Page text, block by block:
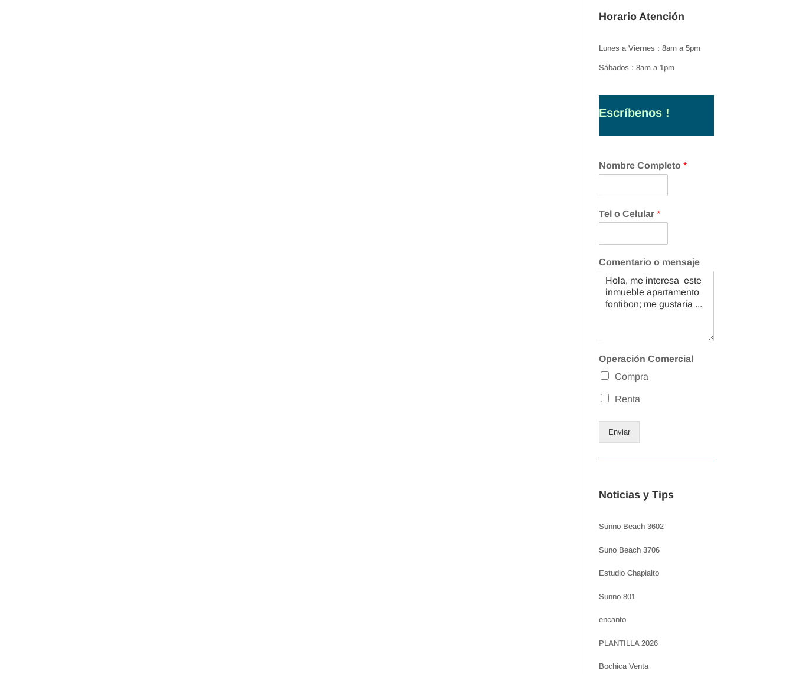
Horario Atención
Lunes a Viernes : 8am a 5pm
Sábados : 8am a 1pm
Escríbenos !
Nombre Completo*
Tel o Celular*
Comentario o mensaje
Operación Comercial
Compra
Renta
Enviar
Noticias y Tips
Sunno Beach 3602
Suno Beach 3706
Estudio Chapialto
Sunno 801
encanto
PLANTILLA 2026
Bochica Venta